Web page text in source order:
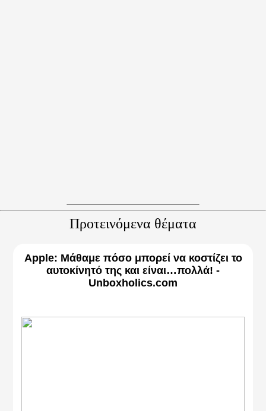
Προτεινόμενα θέματα
Apple: Μάθαμε πόσο μπορεί να κοστίζει το
αυτοκίνητό της και είναι…πολλά! -
Unboxholics.com